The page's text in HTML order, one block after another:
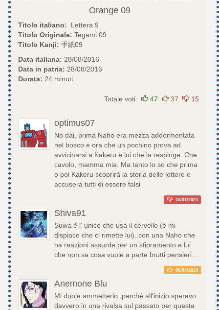
Orange09
Titolo italiano:
Lettera 9
Titolo Originale: Tegami 09
Titolo Kanji: 手紙09
Data italiana: 28/08/2016
Data in patria: 28/08/2016
Durata: 24 minuti
Totale voti: 47 37 15
optimus07
No dai, prima Naho era mezza addormentata
nel bosco e ora che un pochino prova ad
avvicinarsi a Kakeru è lui che la respinge. Che
cavolo, mamma mia. Ma tanto lo so che prima
o poi Kakeru scoprirà la storia delle lettere e
accuserà tutti di essere falsi
10/01/2025
Shiva91
Suwa è l' unico che usa il cervello (e mi
dispiace che ci rimette lui)..con una Naho che
ha reazioni assurde per un sfioramento e lui
che non sa cosa vuole a parte brutti pensieri...
06/04/2024
Anemone Blu
Mi duole ammetterlo, perché all'inizio speravo
davvero in una rivalsa sul passato per questa